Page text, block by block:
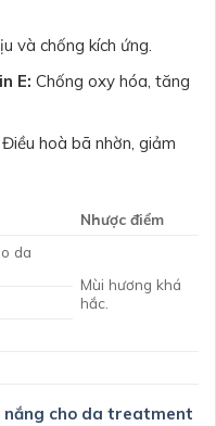
và chống kích ứng.
E: Chống oxy hóa, tăng
Điều hoà bã nhờn, giảm
Nhược điểm
da
Mùi hương khá
hắc.
nắng cho da treatment